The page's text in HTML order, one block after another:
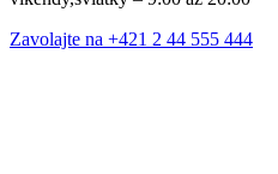
Zavolajte na +421 2 44 555 444